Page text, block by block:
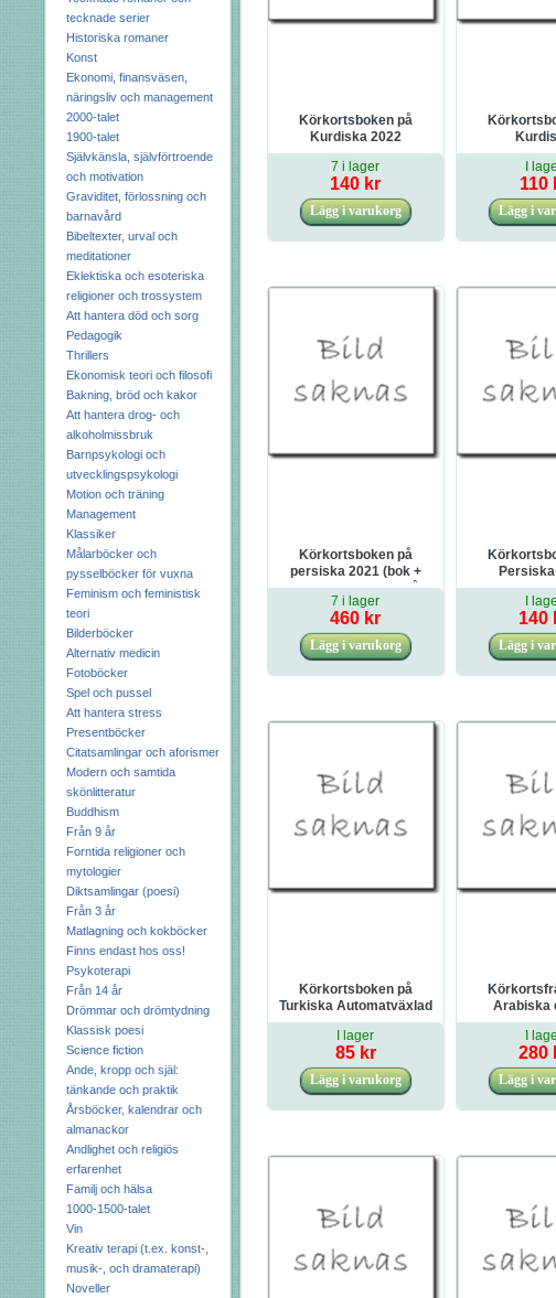
tecknade serier
Historiska romaner
Konst
Ekonomi, finansväsen,
näringsliv och management
2000-talet
1900-talet
Självkänsla, självförtroende
och motivation
Graviditet, förlossning och
barnavård
Bibeltexter, urval och
meditationer
Eklektiska och esoteriska
religioner och trossystem
Att hantera död och sorg
Pedagogik
Thrillers
Ekonomisk teori och filosofi
Bakning, bröd och kakor
Att hantera drog- och
alkoholmissbruk
Barnpsykologi och
utvecklingspsykologi
Motion och träning
Management
Klassiker
Målarböcker och
pysselböcker för vuxna
Feminism och feministisk
teori
Bilderböcker
Alternativ medicin
Fotoböcker
Spel och pussel
Att hantera stress
Presentböcker
Citatsamlingar och aforismer
Modern och samtida
skönlitteratur
Buddhism
Från 9 år
Forntida religioner och
mytologier
Diktsamlingar (poesi)
Från 3 år
Matlagning och kokböcker
Finns endast hos oss!
Psykoterapi
Från 14 år
Drömmar och drömtydning
Klassisk poesi
Science fiction
Ande, kropp och själ:
tänkande och praktik
Årsböcker, kalendrar och
almanackor
Andlighet och religiös
erfarenhet
Familj och hälsa
1000-1500-talet
Vin
Kreativ terapi (t.ex. konst-,
musik-, och dramaterapi)
Noveller
Körkortsboken på
Kurdiska 2022
7 i lager
140 kr
I
110
Körkortsboken på
persiska 2021 (bok +
digitalt teoripaket på
persiska med
körkortsfrågor,
övningar, ljudbok &
ebok)
7 i lager
460 kr
I
140
Körkortsboken på
Turkiska Automatväxlad
bil 2022
I lager
85 kr
Arabiska
I
280